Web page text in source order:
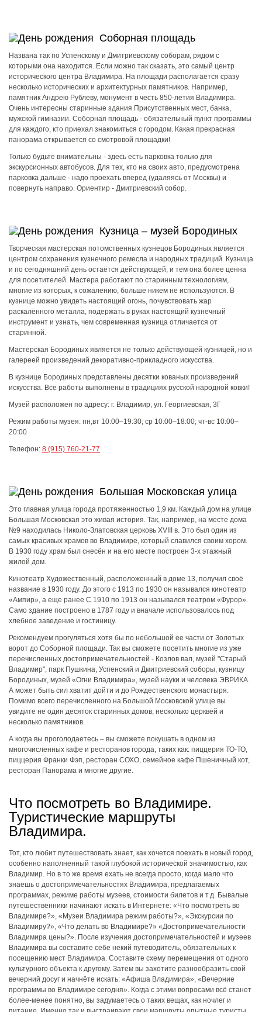
Соборная площадь
Названа так по Успенскому и Дмитриевскому соборам, рядом с
которыми она находится. Если можно так сказать, это самый центр
исторического центра Владимира. На площади располагается сразу
несколько исторических и архитектурных памятников. Например,
памятник Андрею Рублеву, монумент в честь 850-летия Владимира.
Очень интересны старинные здания Присутственных мест, банка,
мужской гимназии. Соборная площадь - обязательный пункт программы
для каждого, кто приехал знакомиться с городом. Какая прекрасная
панорама открывается со смотровой площадки!
Только будьте внимательны - здесь есть парковка только для
экскурсионных автобусов. Для тех, кто на своих авто, предусмотрена
парковка дальше - надо проехать вперед (удаляясь от Москвы) и
повернуть направо. Ориентир - Дмитриевский собор.
Кузница – музей Бородиных
Творческая мастерская потомственных кузнецов Бородиных является
центром сохранения кузнечного ремесла и народных традиций. Кузница
и по сегодняшний день остаётся действующей, и тем она более ценна
для посетителей. Мастера работают по старинным технологиям,
многие из которых, к сожалению, больше никем не используются. В
кузнице можно увидеть настоящий огонь, почувствовать жар
раскалённого металла, подержать в руках настоящий кузнечный
инструмент и узнать, чем современная кузница отличается от
старинной.
Мастерская Бородиных является не только действующей кузницей, но и
галереей произведений декоративно-прикладного искусства.
В кузнице Бородиных представлены десятки кованых произведений
искусства. Все работы выполнены в традициях русской народной ковки!
Музей расположен по адресу: г. Владимир, ул. Георгиевская, 3Г
Режим работы музея: пн,вт 10:00–19:30; ср 10:00–18:00; чт-вс 10:00–
20:00
Телефон: 8 (915) 760-21-77
Большая Московская улица
Это главная улица города протяженностью 1,9 км. Каждый дом на улице
Большая Московская это живая история. Так, например, на месте дома
№9 находилась Николо-Златовская церковь XVIII в. Это был один из
самых красивых храмов во Владимире, который славился своим хором.
В 1930 году храм был снесён и на его месте построен 3-х этажный
жилой дом.
Кинотеатр Художественный, расположенный в доме 13, получил своё
название в 1930 году. До этого с 1913 по 1930 он назывался кинотеатр
«Ампир», а еще ранее С 1910 по 1913 он назывался театром «Фурор».
Само здание построено в 1787 году и вначале использовалось под
хлебное заведение и гостиницу.
Рекомендуем прогуляться хотя бы по небольшой ее части от Золотых
ворот до Соборной площади. Так вы сможете посетить многие из уже
перечисленных достопримечательностей - Козлов вал, музей "Старый
Владимир", парк Пушкина, Успенский и Дмитриевский соборы, кузницу
Бородиных, музей «Огни Владимира», музей науки и человека ЭВРИКА.
А может быть сил хватит дойти и до Рождественского монастыря.
Помимо всего перечисленного на Большой Московской улице вы
увидите не один десяток старинных домов, несколько церквей и
несколько памятников.
А когда вы проголодаетесь – вы сможете покушать в одном из
многочисленных кафе и ресторанов города, таких как: пиццерия ТО-ТО,
пиццерия Франки Фэп, ресторан СОХО, семейное кафе Пшеничный кот,
ресторан Панорама и многие другие.
Что посмотреть во Владимире.
Туристические маршруты
Владимира.
Тот, кто любит путешествовать знает, как хочется поехать в новый город,
особенно наполненный такой глубокой исторической значимостью, как
Владимир. Но в то же время ехать не всегда просто, когда мало что
знаешь о достопримечательностях Владимира, предлагаемых
программах, режиме работы музеев, стоимости билетов и т.д. Бывалые
путешественники начинают искать в Интернете: «Что посмотреть во
Владимире?», «Музеи Владимира режим работы?», «Экскурсии по
Владимиру?», «Что делать во Владимире?» «Достопримечательности
Владимира цены?». После изучения достопримечательностей и музеев
Владимира вы составите себе некий путеводитель, обязательных к
посещению мест Владимира. Составите схему перемещения от одного
культурного объекта к другому. Затем вы захотите разнообразить свой
вечерний досуг и начнёте искать: «Афиша Владимира», «Вечерние
программы во Владимире сегодня». Когда с этими вопросами всё станет
более-менее понятно, вы задумаетесь о таких вещах, как ночлег и